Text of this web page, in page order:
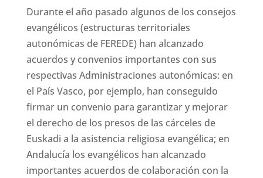
Durante el año pasado algunos de los consejos
evangélicos (estructuras territoriales
autonómicas de FEREDE) han alcanzado
acuerdos y convenios importantes con sus
respectivas Administraciones autonómicas: en
el País Vasco, por ejemplo, han conseguido
firmar un convenio para garantizar y mejorar
el derecho de los presos de las cárceles de
Euskadi a la asistencia religiosa evangélica; en
Andalucía los evangélicos han alcanzado
importantes acuerdos de colaboración con la